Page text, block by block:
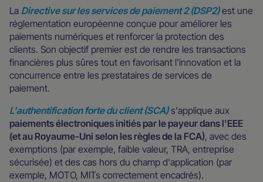
La Directive sur les services de paiement 2 (DSP2)est une
réglementation européenne conçue pour améliorer les
paiements numériques et renforcer la protection des
clients. Son objectif premier est de rendre les transactions
financières plus sûres tout en favorisant l'innovation et la
concurrence entre les prestataires de services de
paiement.
L'authentification forte du client (SCA)s'applique aux
paiements électroniques initiés par le payeur dans l'EEE
(et au Royaume-Uni selon les règles de la FCA), avec des
exemptions (par exemple, faible valeur, TRA, entreprise
sécurisée) et des cas hors du champ d'application (par
exemple, MOTO, MITs correctement encadrés).